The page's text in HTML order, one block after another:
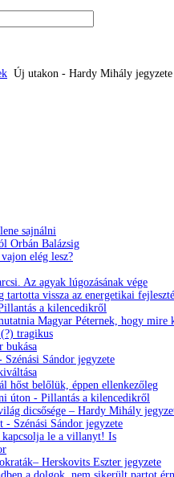
Új utakon - Hardy Mihály jegyzete
sajnálni
Orbán Balázsig
elég lesz?
Az agyak lúgozásának vége
tartotta vissza az energetikai
a kilencedikről
Magyar Péternek, hogy mire
tragikus
bukása
Szénási Sándor jegyzete
hőst belőlük, éppen ellenkezőleg
úton - Pillantás a kilencedikről
dicsősége – Hardy Mihály
- Szénási Sándor jegyzete
le a villanyt! Is
Herskovits Eszter jegyzete